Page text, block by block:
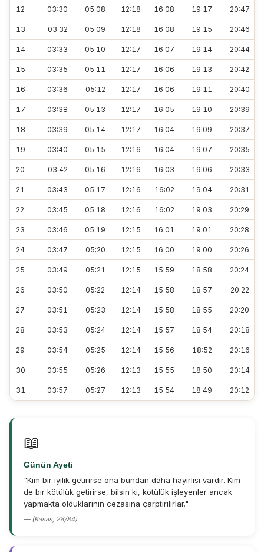
12 03:30 05:08 12:18 16:08 19:17 20:47
13 03:32 05:09 12:18 16:08 19:15 20:46
14 03:33 05:10 12:17 16:07 19:14 20:44
15 03:35 05:11 12:17 16:06 19:13 20:42
16 03:36 05:12 12:17 16:06 19:11 20:40
17 03:38 05:13 12:17 16:05 19:10 20:39
18 03:39 05:14 12:17 16:04 19:09 20:37
19 03:40 05:15 12:16 16:04 19:07 20:35
20 03:42 05:16 12:16 16:03 19:06 20:33
21 03:43 05:17 12:16 16:02 19:04 20:31
22 03:45 05:18 12:16 16:02 19:03 20:29
23 03:46 05:19 12:15 16:01 19:01 20:28
24 03:47 05:20 12:15 16:00 19:00 20:26
25 03:49 05:21 12:15 15:59 18:58 20:24
26 03:50 05:22 12:14 15:58 18:57 20:22
27 03:51 05:23 12:14 15:58 18:55 20:20
28 03:53 05:24 12:14 15:57 18:54 20:18
29 03:54 05:25 12:14 15:56 18:52 20:16
30 03:55 05:26 12:13 15:55 18:50 20:14
31 03:57 05:27 12:13 15:54 18:49 20:12
📖
Günün Ayeti
"Kim bir iyilik getirirse ona bundan daha hayırlısı vardır. Kim
de bir kötülük getirirse, bilsin ki, kötülük işleyenler ancak
yapmakta olduklarının cezasına çarptırılırlar."
— (Kasas, 28/84)